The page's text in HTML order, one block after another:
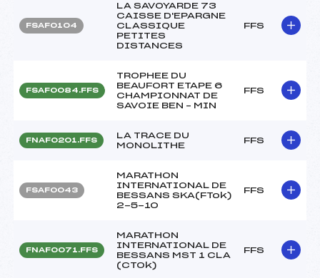
FSAF0104
LA SAVOYARDE 73
CAISSE D'EPARGNE
CLASSIQUE
PETITES
DISTANCES
FFS
FSAF0084.FFS
TROPHEE DU
BEAUFORT ETAPE 6
CHAMPIONNAT DE
SAVOIE BEN – MIN
FFS
FNAF0201.FFS
LA TRACE DU
MONOLITHE
FFS
FSAF0043
MARATHON
INTERNATIONAL DE
BESSANS SKA(FTok)
2-5-10
FFS
FNAF0071.FFS
MARATHON
INTERNATIONAL DE
BESSANS MST 1 CLA
(CTOk)
FFS